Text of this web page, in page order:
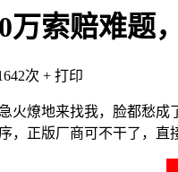
万索赔难题
次 + 打印
火燎地来找我，脸都愁成
，正版厂商可不干了，直